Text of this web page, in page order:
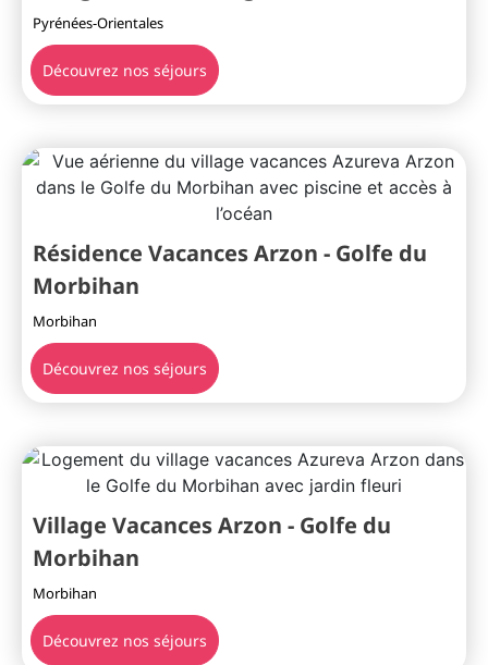
Pyrénées-Orientales
Découvrez nos séjours
Résidence Vacances Arzon - Golfe du
Morbihan
Morbihan
Découvrez nos séjours
Village Vacances Arzon - Golfe du
Morbihan
Morbihan
Découvrez nos séjours